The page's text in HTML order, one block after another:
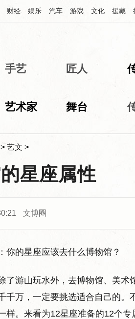
财经 娱乐 汽车 游戏 文化 援藏
手艺 匠人
艺术家 舞台
> 艺文 >
星座属性
文博圈
你的星座应该去什么博物馆？
了游山玩水外，去博物馆、美术
千万，一定要挑选适合自己的
样。来看为12星座准备的12个